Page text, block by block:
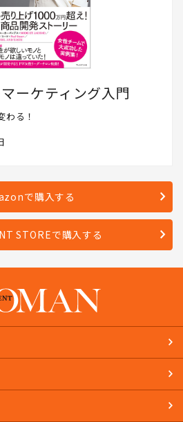
ーケティング入門
る！
で購入する
STOREで購入する